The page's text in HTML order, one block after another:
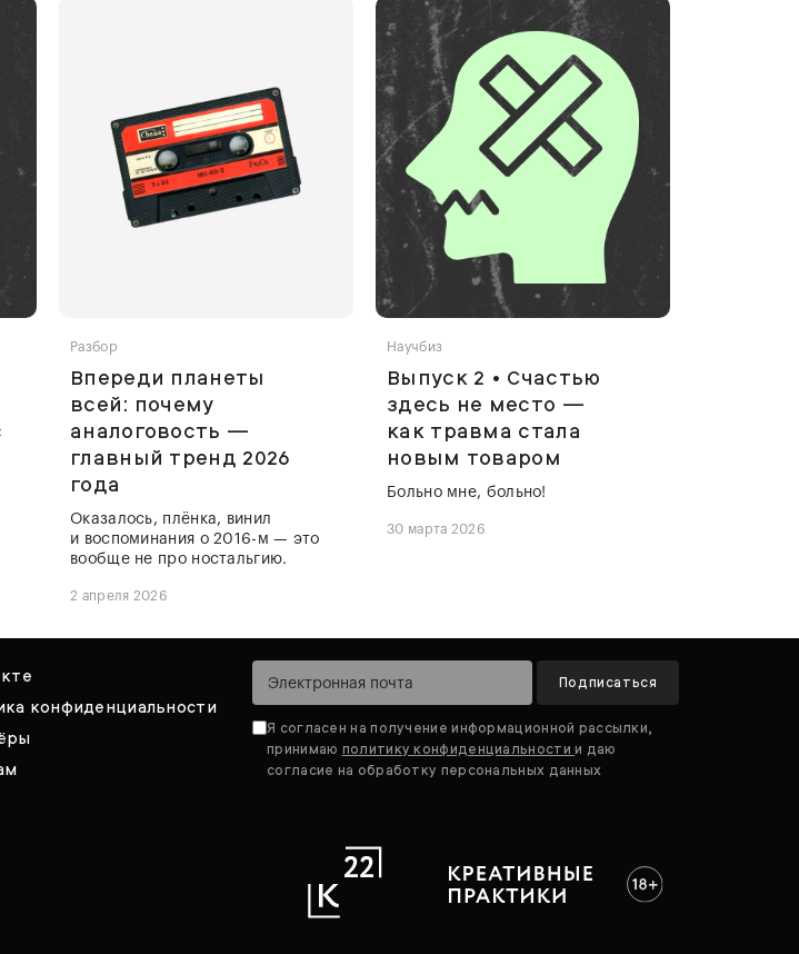
Разбор
Впереди планеты
всей: почему
аналоговость —
главный тренд 2026
года
Оказалось, плёнка, винил
и воспоминания о 2016-м — это
вообще не про ностальгию.
2 апреля 2026
Научбиз
Выпуск 2 • Счастью
здесь не место —
как травма стала
новым товаром
Больно мне, больно!
30 марта 2026
конфиденциальности
Подписаться
Я согласен на получение информационной рассылки,
принимаю политику конфиденциальностии даю
согласие на обработку персональных данных